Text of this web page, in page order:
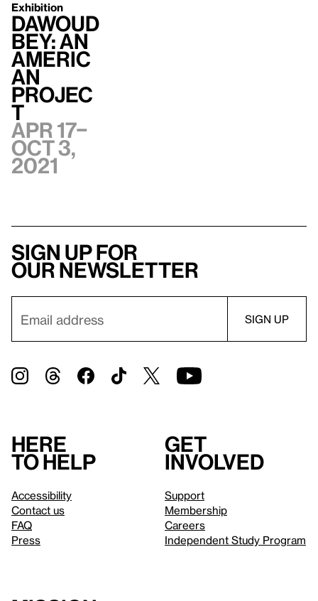
Exhibition
Dawoud
Bey: An
Americ
an
Projec
t
Apr 17–
Oct 3,
2021
Sign up for
our newsletter
Here
to help
Accessibility
Contact us
FAQ
Press
Get
involved
Support
Membership
Careers
Independent Study Program